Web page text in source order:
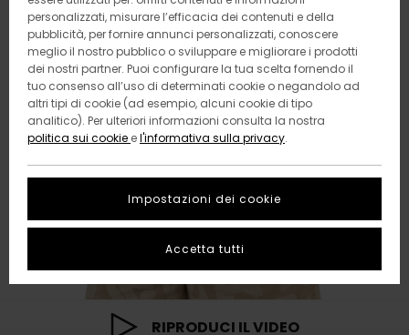
RIPRODUCI IL VIDEO
personalizzati, misurare l’efficacia dei contenuti e della
pubblicità, per fornire annunci personalizzati, conoscere
meglio il nostro pubblico o sviluppare e migliorare i prodotti
dei nostri partner. Puoi configurare la tua scelta fornendo il
tuo consenso all’uso di determinati cookie o negandolo ad
altri tipi di cookie (ad esempio, alcuni cookie di tipo
analitico). Per ulteriori informazioni consulta la nostra
politica sui cookie el'informativa sulla privacy.
Impostazioni dei cookie
Accetta tutti